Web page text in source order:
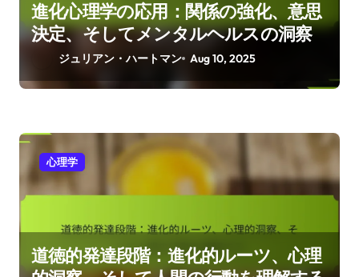
進化心理学の応用：関係の強化、意思
決定、そしてメンタルヘルスの洞察
ジュリアン・ハートマン Aug 10, 2025
心理学
道徳的発達段階：進化的ルーツ、心理